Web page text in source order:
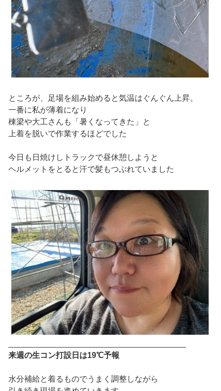
ところが、足場を組み始めると気温はぐんぐん上昇。
一番に私が薄着になり
棟梁や大工さんも「暑くなってきた」と
上着を脱いで作業するほどでした
今日も日焼けしトラックで昼休憩しようと
ヘルメットをとると汗で髪もつぶれていました
来週の生コン打設日は19℃予報
水分補給と着るものでうまく調整しながら